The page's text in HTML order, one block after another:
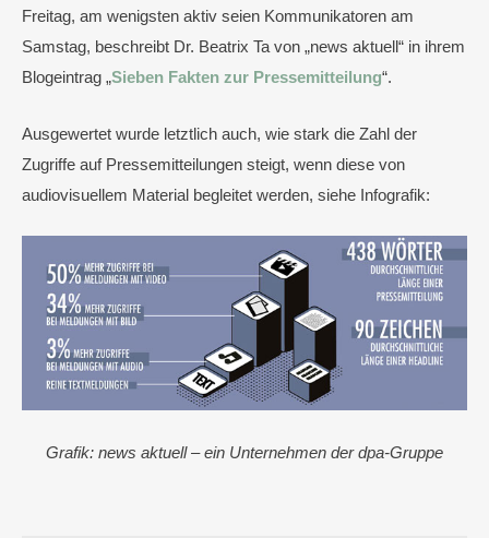
Freitag, am wenigsten aktiv seien Kommunikatoren am
Samstag, beschreibt Dr. Beatrix Ta von „news aktuell“ in ihrem
Blogeintrag „Sieben Fakten zur Pressemitteilung“.
Ausgewertet wurde letztlich auch, wie stark die Zahl der
Zugriffe auf Pressemitteilungen steigt, wenn diese von
audiovisuellem Material begleitet werden, siehe Infografik:
Grafik: news aktuell – ein Unternehmen der dpa-Gruppe